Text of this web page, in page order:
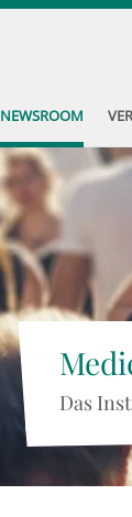
NEWSROOM
Das